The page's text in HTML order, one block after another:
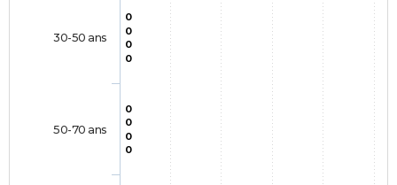
0
0
0
0
0
0
0
0
30-50 ans
50-70 ans